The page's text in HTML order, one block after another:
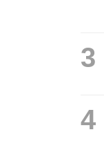
3
4